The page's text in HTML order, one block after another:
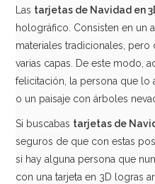
Las tarjetas de Navidad en
holográfico. Consisten en un
materiales tradicionales,
varias capas. De este modo,
felicitación, la persona que
o un paisaje con árboles
Si buscabas tarjetas de
seguros de que con estas
si hay alguna persona que
con una tarjeta en 3D logras